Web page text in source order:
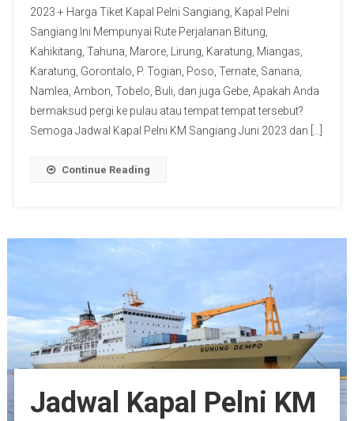
2023 + Harga Tiket Kapal Pelni Sangiang, Kapal Pelni
Sangiang Ini Mempunyai Rute Perjalanan Bitung,
Kahikitang, Tahuna, Marore, Lirung, Karatung, Miangas,
Karatung, Gorontalo, P. Togian, Poso, Ternate, Sanana,
Namlea, Ambon, Tobelo, Buli, dan juga Gebe, Apakah Anda
bermaksud pergi ke pulau atau tempat tempat tersebut?
Semoga Jadwal Kapal Pelni KM Sangiang Juni 2023 dan […]
Continue Reading
Jadwal Kapal Pelni KM